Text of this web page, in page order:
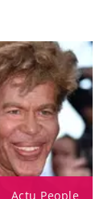
Actu People